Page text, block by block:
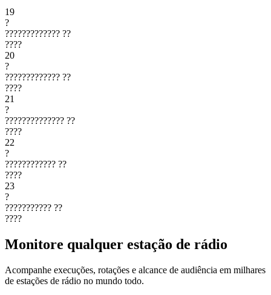
19
?
????????????? ??
????
20
?
????????????? ??
????
21
?
?????????????? ??
????
22
?
???????????? ??
????
23
?
??????????? ??
????
Monitore qualquer estação de rádio
Acompanhe execuções, rotações e alcance de audiência em milhares
de estações de rádio no mundo todo.